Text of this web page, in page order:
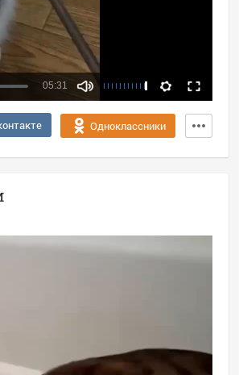
Качество:
360p
720p
05:31
Одноклассники